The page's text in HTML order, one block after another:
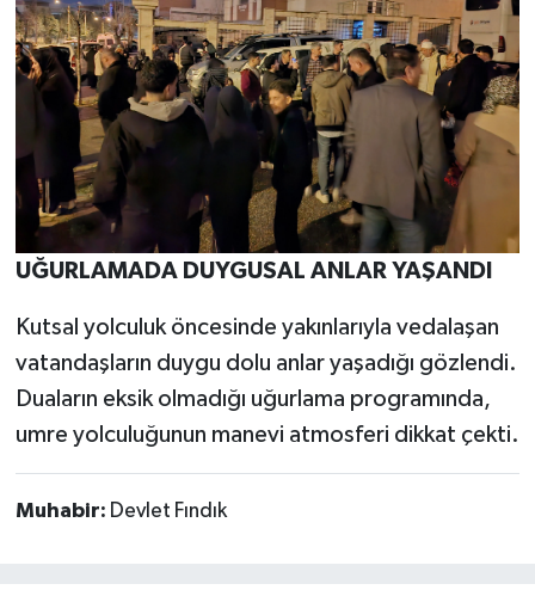
UĞURLAMADA DUYGUSAL ANLAR YAŞANDI
Kutsal yolculuk öncesinde yakınlarıyla vedalaşan
vatandaşların duygu dolu anlar yaşadığı gözlendi.
Duaların eksik olmadığı uğurlama programında,
umre yolculuğunun manevi atmosferi dikkat çekti.
Muhabir: Devlet Fındık